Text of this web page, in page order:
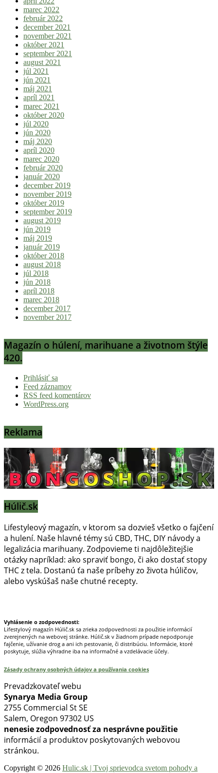
marec 2022
február 2022
december 2021
november 2021
október 2021
september 2021
august 2021
júl 2021
jún 2021
máj 2021
apríl 2021
marec 2021
október 2020
júl 2020
jún 2020
máj 2020
apríl 2020
marec 2020
február 2020
január 2020
december 2019
november 2019
október 2019
september 2019
august 2019
jún 2019
máj 2019
január 2019
október 2018
august 2018
júl 2018
jún 2018
apríl 2018
marec 2018
december 2017
november 2017
Magazín o húlení, marihuane a životnom štýle
420.
Prihlásiť sa
Feed záznamov
RSS feed komentárov
WordPress.org
Reklama
Húlič.sk
Lifestyleový magazín, v ktorom sa dozvieš všetko o fajčení
a hulení. Naše hlavné témy sú CBD, THC, DIY návody a
legalizácia marihuany. Zodpovieme ti najdôležitejšie
otázky napríklad: ako spraviť bongo, či ako dostať stopy
THC z tela. Dostanú ťa naše príbehy zo života húličov,
alebo vyskúšaš naše chutné recepty.
Vyhlásenie o zodpovednosti:
Lifestylový magazín Húlič.sk sa zrieka zodpovednosti za použitie informácií
zverejnených na webovej stránke. Húlič.sk v žiadnom prípade nepodporuje
fajčenie, užívanie drog a ani ich pestovanie, či distribúciu. Informácie, ktoré
poskytuje, slúžia výhradne iba na informačné a vzdelávacie účely.
Zásady ochrany osobných údajov a používania cookies
Prevadzkovateľ webu
Synarya Media Group
2755 Commercial St SE
Salem, Oregon 97302 US
nenesie zodpovednosť za nesprávne použitie
informácií a produktov poskytovaných webovou
stránkou.
Copyright © 2026 Hulic.sk | Tvoj sprievodca svetom pohody a